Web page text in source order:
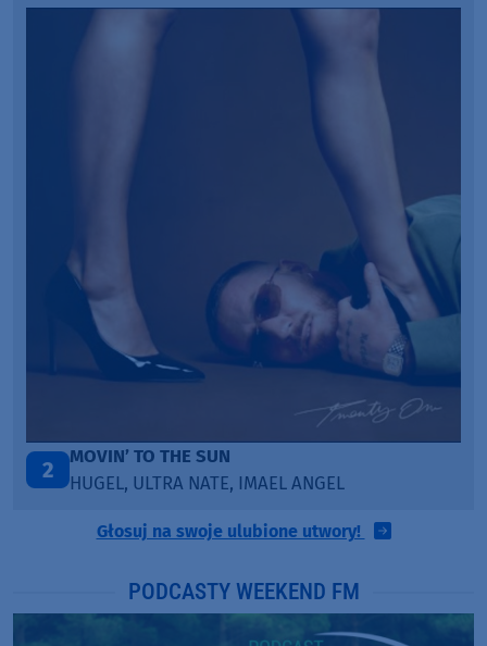
3
LEGENDARY LOVERS (SAVE ME)
KATY PERRY & CHIEF KEEF
Głosuj na swoje ulubione utwory!
PODCASTY WEEKEND FM